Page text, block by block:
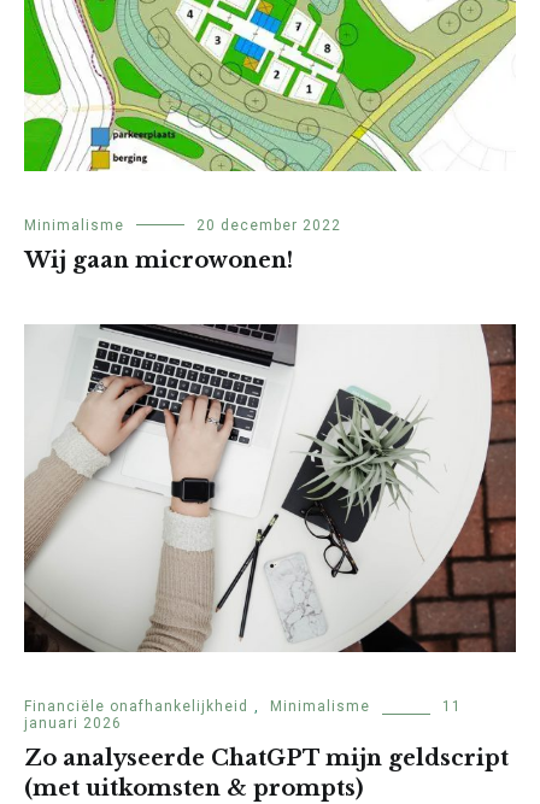
Minimalisme 20 december 2022
Wij gaan microwonen!
Financiële onafhankelijkheid , Minimalisme
11
januari 2026
Zo analyseerde ChatGPT mijn geldscript
(met uitkomsten & prompts)